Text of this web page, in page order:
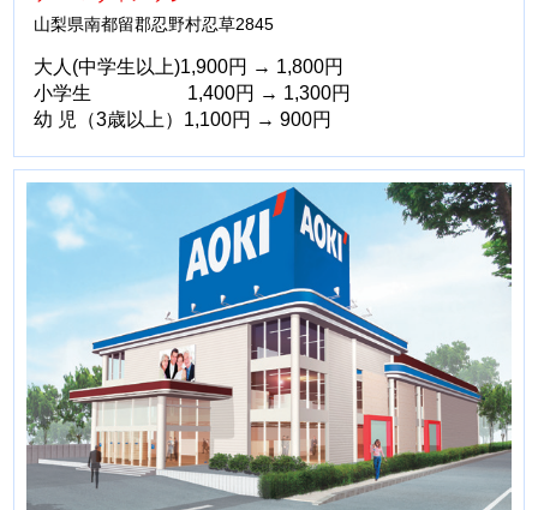
山梨県南都留郡忍野村忍草2845
大人(中学生以上)1,900円 → 1,800円
小学生 1,400円 → 1,300円
幼 児（3歳以上）1,100円 → 900円